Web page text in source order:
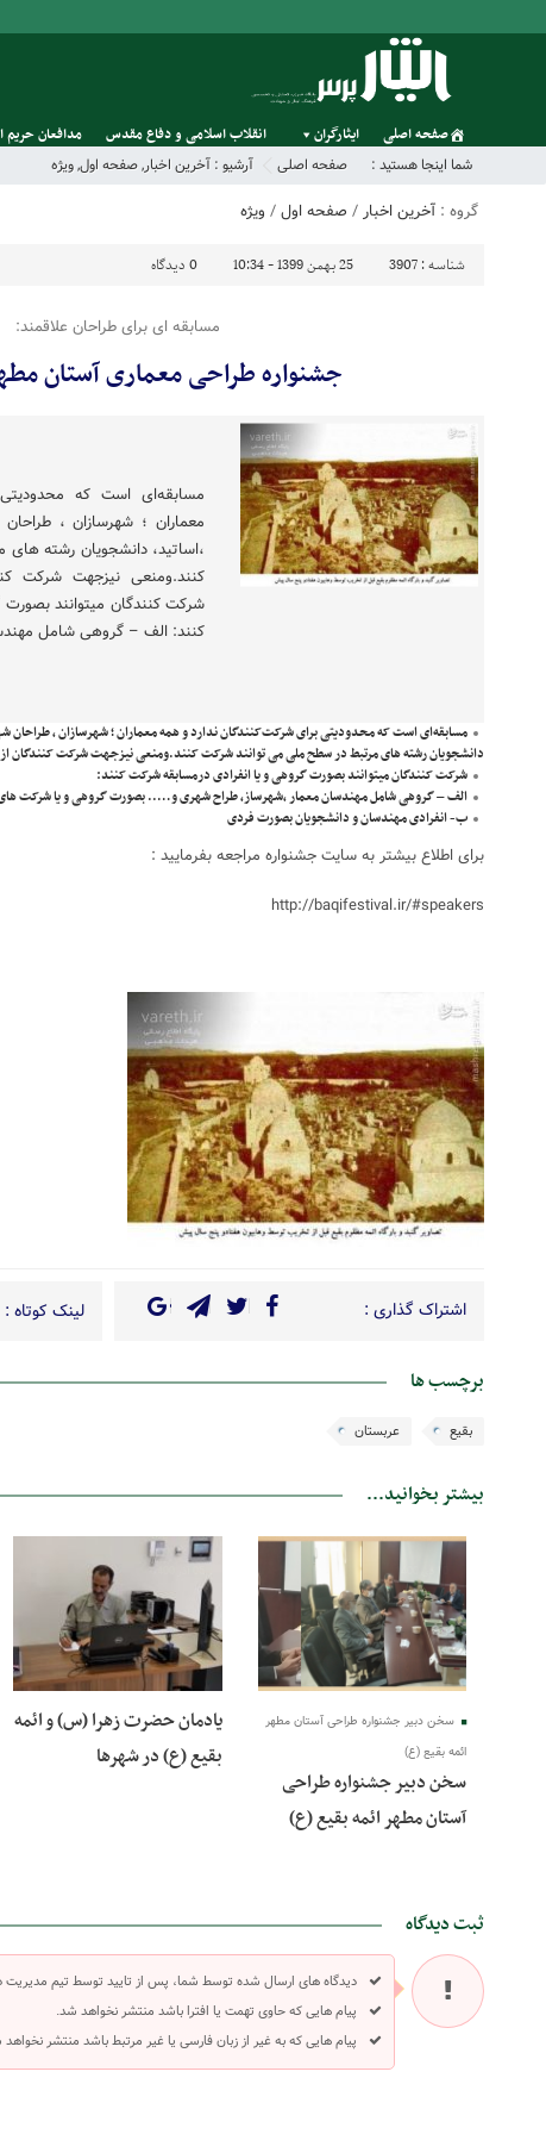
صفحه اصلی ایثارگران انقلاب اسلامی و دفاع مقدس مدافعان حریم
شما اینجا هستید : صفحه اصلی آرشیو : آخرین اخبار,صفحه اول,ویژه
گروه : آخرین اخبار / صفحه اول/ ویژه
شناسه : 3907 25 بهمن 1399 - 10:34 0 دیدگاه
مسابقه ای برای طراحان علاقمند:
جشنواره طراحی معماری آستان
مسابقه‌ای است که
معماران ؛ شهرسازان ،
،اساتید، دانشجویان رشته
کنند.ومنعی نیزجهت شرکت
شرکت کنندگان میتوانند
کنند: الف – گروهی شامل
مسابقه‌ای است که محدودیتی برای شرکت‌کنندگان ندارد و همه معماران ؛ شهرسازان ، طراحان
دانشجویان رشته های مرتبط در سطح ملی می توانند شرکت کنند.ومنعی نیزجهت شرکت کنندگان
شرکت کنندگان میتوانند بصورت گروهی و یا انفرادی درمسابقه شرکت کنند:
الف – گروهی شامل مهندسان معمار ،شهرساز، طراح شهری و….. بصورت گروهی و یا شرکت
ب- انفرادی مهندسان و دانشجویان بصورت فردی
برای اطلاع بیشتر به سایت جشنواره مراجعه بفرمایید :
http://baqifestival.ir/#speakers
اشتراک گذاری : لینک کوتاه :
برچسب ها
بقیع عربستان
بیشتر بخوانید...
10 دی 1400
سخن دبیر جشنواره طراحی آستان مطهر
ائمه بقیع (ع)
سخن دبیر جشنواره طراحی
آستان مطهر ائمه بقیع (ع)
یادمان حضرت زهرا (س) و ائمه
بقیع (ع) در شهرها
ثبت دیدگاه
دیدگاه های ارسال شده توسط شما، پس از تایید توسط تیم
پیام هایی که حاوی تهمت یا افترا باشد منتشر نخواهد شد.
پیام هایی که به غیر از زبان فارسی یا غیر مرتبط باشد منتشر